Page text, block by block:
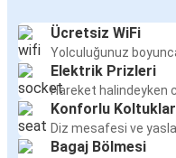
Ücretsiz WiFi
Yolculuğunuz
Elektrik Prizleri
Hareket halindeyken
Konforlu Koltuklar
Diz mesafesi ve
Bagaj Bölmesi